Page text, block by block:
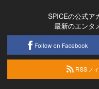
SPICEの公式ア
最新のエンタ
Follow on Facebook
RSSフ